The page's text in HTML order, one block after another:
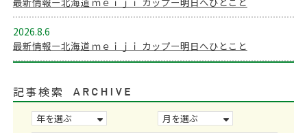
2026.8.6
最新情報ー北海道 ｍｅｉｊｉ カップー明日へひとこと
記事検索